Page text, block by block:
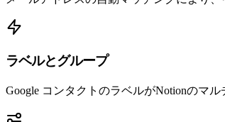
ラベルとグループ
Google コンタクトのラベルがNotionのマ